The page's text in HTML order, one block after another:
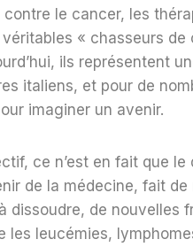
le cancer, les
« chasseurs
ils représentent
italiens, et pour de
imaginer un avenir.
ce n’est en fait que
de la médecine, fait
dissoudre, de nouvelles
les leucémies,